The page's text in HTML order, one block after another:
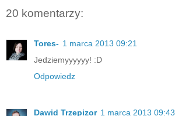
20 komentarzy:
Tores- 1 marca 2013 09:21
Jedziemyyyyyy! :D
Odpowiedz
Dawid Trzepizor 1 marca 2013 09:43